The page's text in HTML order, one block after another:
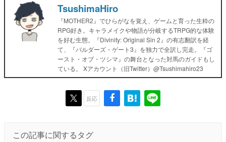
TsushimaHiro
『MOTHER2』でひらがなを覚え、ゲームと育った生粋の
RPG好き。キャラメイクや物語が分岐するTRPG的な体験
を好む生態。『Divinity: Original Sin 2』の有志翻訳を経
て、『バルダーズ・ゲート3』を独力で全訳し完走。『ゴ
ースト・オブ・ツシマ』の舞台となった対馬のガイドもし
ている。 Xアカウント（旧Twitter）@Tsushimahiro23
反応
この記事に関するタグ